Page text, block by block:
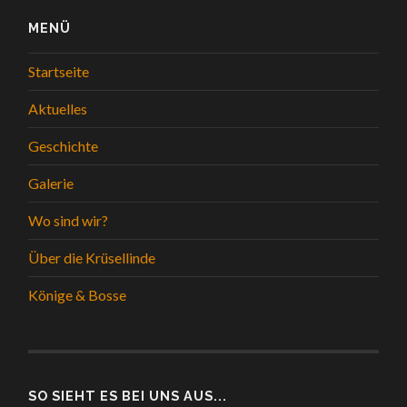
MENÜ
Startseite
Aktuelles
Geschichte
Galerie
Wo sind wir?
Über die Krüsellinde
Könige & Bosse
SO SIEHT ES BEI UNS AUS...